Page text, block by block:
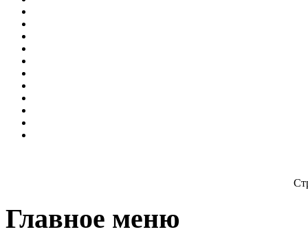
Главное меню